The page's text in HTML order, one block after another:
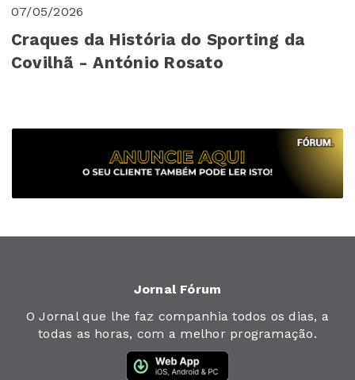
07/05/2026
Craques da História do Sporting da
Covilhã - António Rosato
Jornal Fórum
O Jornal que lhe faz companhia todos os dias, a
todas as horas, com a melhor programação.